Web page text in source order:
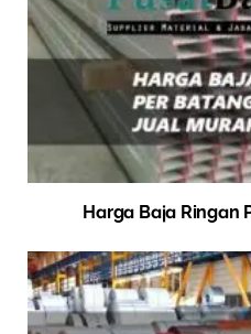
Harga Baja Ringan